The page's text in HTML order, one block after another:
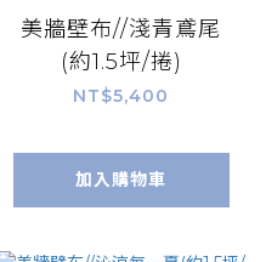
美牆壁布//淺青鳶尾
(約1.5坪/捲)
NT$5,400
加入購物車